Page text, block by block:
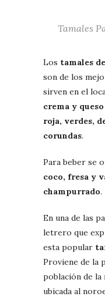
Tamales
Los tamales
son de los
sirven en el
crema y queso
roja, verdes,
corundas.
Para beber se
coco, fresa y
champurrado.
En una de las
letrero que
esta popular
Proviene de la
población de la
ubicada al